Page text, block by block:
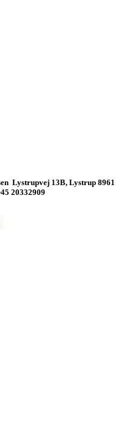
Lystrupvej 13B, Lystrup 8961
20332909